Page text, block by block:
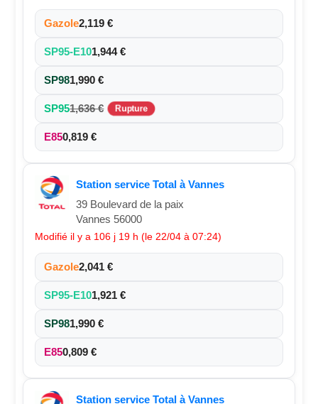
Gazole2,119 €
SP95-E101,944 €
SP981,990 €
SP951,636 € Rupture
E850,819 €
Station service Total à Vannes
39 Boulevard de la paix
Vannes 56000
Modifié il y a 106 j 19 h (le 22/04 à 07:24)
Gazole2,041 €
SP95-E101,921 €
SP981,990 €
E850,809 €
Station service Total à Vannes